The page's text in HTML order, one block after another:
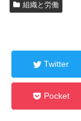
組織と労働
Twitter
Pocket